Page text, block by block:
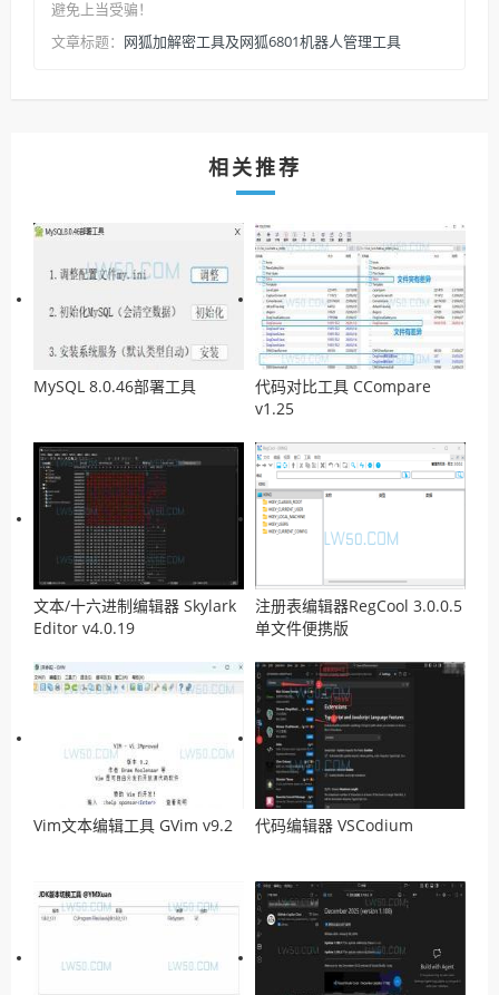
避免上当受骗！
文章标题： 网狐加解密工具及网狐6801机器人管理工具
相关推荐
MySQL 8.0.46部署工具
代码对比工具 CCompare
v1.25
文本/十六进制编辑器 Skylark
Editor v4.0.19
注册表编辑器RegCool 3.0.0.5
单文件便携版
Vim文本编辑工具 GVim v9.2 代码编辑器 VSCodium